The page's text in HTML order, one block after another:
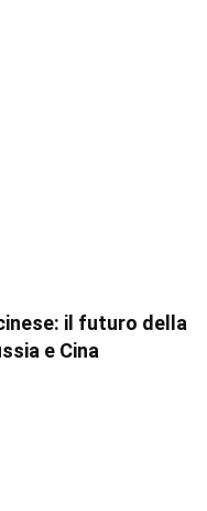
il futuro della
e Cina